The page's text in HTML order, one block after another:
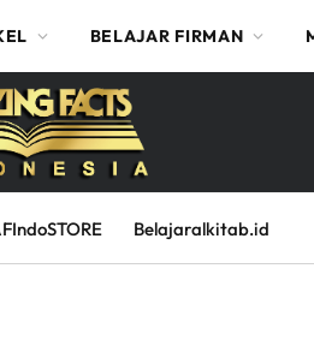
BELAJAR FIRMAN
Belajaralkitab.id